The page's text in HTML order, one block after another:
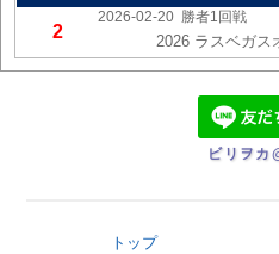
2
2026-02-20 勝者1回戦
2026 ラスベガス
ビリヲカ
トップ